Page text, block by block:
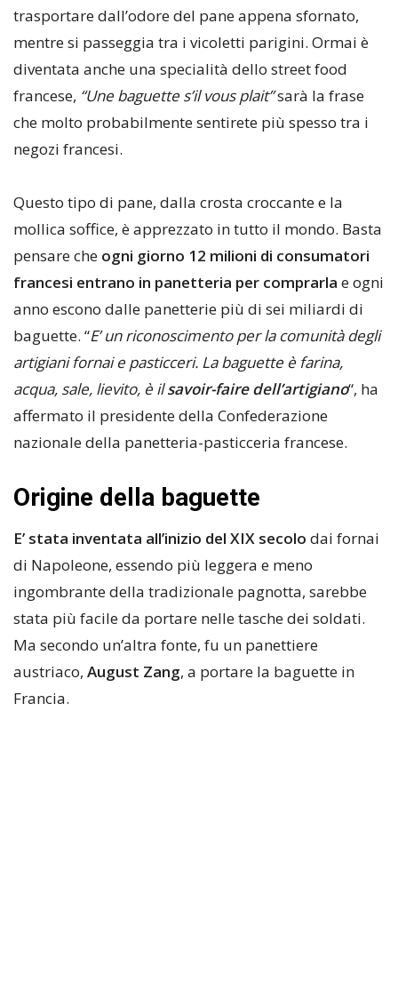
trasportare dall’odore del pane appena sfornato,
mentre si passeggia tra i vicoletti parigini. Ormai è
diventata anche una specialità dello street food
francese, “Une baguette s’il vous plait”sarà la frase
che molto probabilmente sentirete più spesso tra i
negozi francesi.
Questo tipo di pane, dalla crosta croccante e la
mollica soffice, è apprezzato in tutto il mondo. Basta
pensare che ogni giorno 12 milioni di consumatori
francesi entrano in panetteria per comprarla e ogni
anno escono dalle panetterie più di sei miliardi di
baguette. “E’ un riconoscimento per la comunità degli
artigiani fornai e pasticceri. La baguette è farina,
acqua, sale, lievito, è ilsavoir-faire dell’artigiano“, ha
affermato il presidente della Confederazione
nazionale della panetteria-pasticceria francese.
Origine della baguette
E’ stata inventata all’inizio del XIX secolo dai fornai
di Napoleone, essendo più leggera e meno
ingombrante della tradizionale pagnotta, sarebbe
stata più facile da portare nelle tasche dei soldati.
Ma secondo un’altra fonte, fu un panettiere
austriaco, August Zang, a portare la baguette in
Francia.